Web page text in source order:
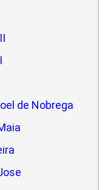
de Nobrega